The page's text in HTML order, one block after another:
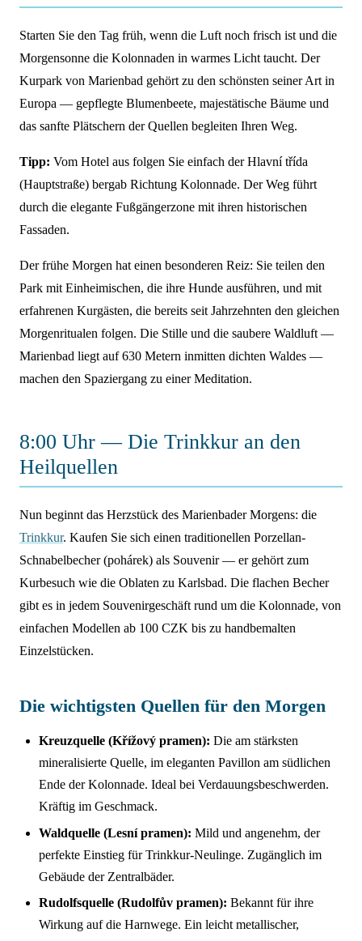
Starten Sie den Tag früh, wenn die Luft noch frisch ist und die
Morgensonne die Kolonnaden in warmes Licht taucht. Der
Kurpark von Marienbad gehört zu den schönsten seiner Art in
Europa — gepflegte Blumenbeete, majestätische Bäume und
das sanfte Plätschern der Quellen begleiten Ihren Weg.
Tipp: Vom Hotel aus folgen Sie einfach der Hlavní třída
(Hauptstraße) bergab Richtung Kolonnade. Der Weg führt
durch die elegante Fußgängerzone mit ihren historischen
Fassaden.
Der frühe Morgen hat einen besonderen Reiz: Sie teilen den
Park mit Einheimischen, die ihre Hunde ausführen, und mit
erfahrenen Kurgästen, die bereits seit Jahrzehnten den gleichen
Morgenritualen folgen. Die Stille und die saubere Waldluft —
Marienbad liegt auf 630 Metern inmitten dichten Waldes —
machen den Spaziergang zu einer Meditation.
8:00 Uhr — Die Trinkkur an den
Heilquellen
Nun beginnt das Herzstück des Marienbader Morgens: die
Trinkkur. Kaufen Sie sich einen traditionellen Porzellan-
Schnabelbecher (pohárek) als Souvenir — er gehört zum
Kurbesuch wie die Oblaten zu Karlsbad. Die flachen Becher
gibt es in jedem Souvenirgeschäft rund um die Kolonnade, von
einfachen Modellen ab 100 CZK bis zu handbemalten
Einzelstücken.
Die wichtigsten Quellen für den Morgen
Kreuzquelle (Křížový pramen): Die am stärksten
mineralisierte Quelle, im eleganten Pavillon am südlichen
Ende der Kolonnade. Ideal bei Verdauungsbeschwerden.
Kräftig im Geschmack.
Waldquelle (Lesní pramen): Mild und angenehm, der
perfekte Einstieg für Trinkkur-Neulinge. Zugänglich im
Gebäude der Zentralbäder.
Rudolfsquelle (Rudolfův pramen): Bekannt für ihre
Wirkung auf die Harnwege. Ein leicht metallischer,